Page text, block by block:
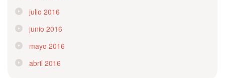
julio 2016
junio 2016
mayo 2016
abril 2016